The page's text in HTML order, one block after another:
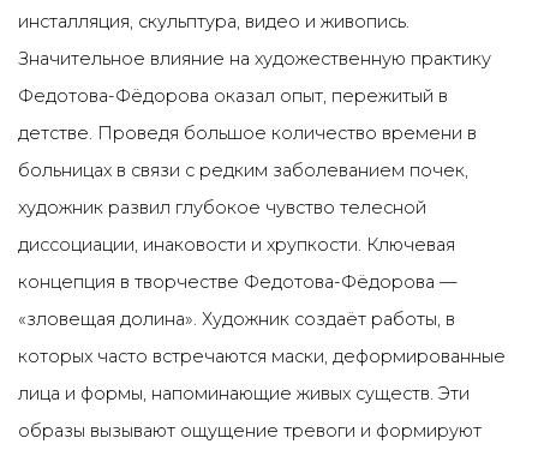
инсталляция, скульптура, видео и живопись.
Значительное влияние на художественную практику
Федотова-Фёдорова оказал опыт, пережитый в
детстве. Проведя большое количество времени в
больницах в связи с редким заболеванием почек,
художник развил глубокое чувство телесной
диссоциации, инаковости и хрупкости. Ключевая
концепция в творчестве Федотова-Фёдорова —
«зловещая долина». Художник создаёт работы, в
которых часто встречаются маски, деформированные
лица и формы, напоминающие живых существ. Эти
образы вызывают ощущение тревоги и формируют